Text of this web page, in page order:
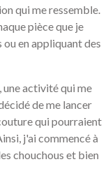
qui me ressemble.
pièce que je
en appliquant des
une activité qui me
de me lancer
qui pourraient
j'ai commencé à
chouchous et bien